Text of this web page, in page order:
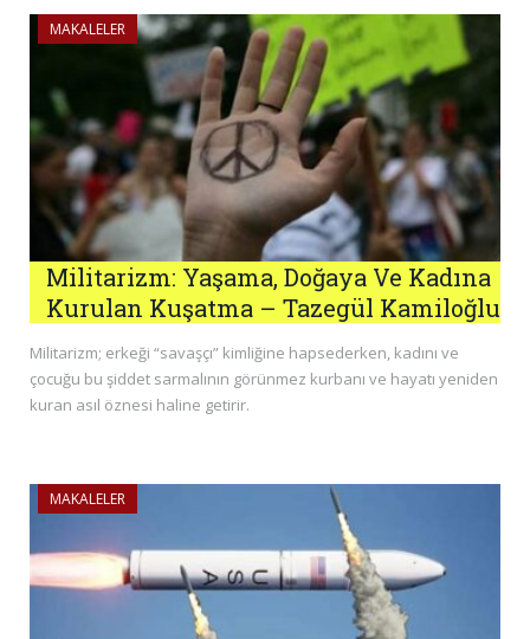
MAKALELER
Militarizm: Yaşama, Doğaya Ve Kadına
Kurulan Kuşatma – Tazegül Kamiloğlu
Militarizm; erkeği “savaşçı” kimliğine hapsederken, kadını ve
çocuğu bu şiddet sarmalının görünmez kurbanı ve hayatı yeniden
kuran asıl öznesi haline getirir.
MAKALELER